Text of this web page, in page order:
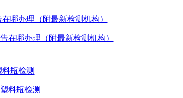
在哪办理（附最新检测机构）
塑料瓶检测